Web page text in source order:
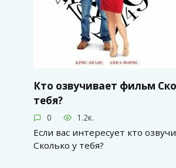
Кто озвучивает фильм
тебя?
0 1.2к.
Если вас интересует кто
Сколько у тебя?